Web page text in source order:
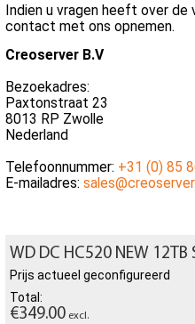
Indien u vragen heeft over de
contact met ons opnemen.
Creoserver B.V
Bezoekadres:
Paxtonstraat 23
8013 RP Zwolle
Nederland
Telefoonnummer: +31 (0) 85
E-mailadres:
WD DC HC520 NEW 12TB
Prijs actueel geconfigureerd
Total:
€349.00 excl.